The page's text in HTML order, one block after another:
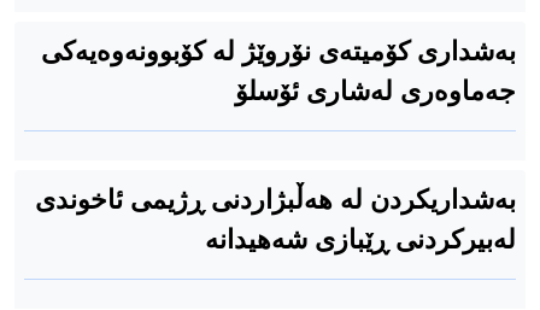
بەشداری کۆمیتەی نۆروێژ لە كۆبوونەوەیەكی
جەماوەری لەشاری ئۆسلۆ
بەشداریکردن لە هەڵبژاردنی ڕژیمی ئاخوندی
له‌بیرکردنی ڕێبازی شه‌هیدانه‌